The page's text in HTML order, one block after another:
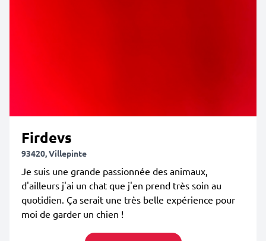
Firdevs
93420, Villepinte
Je suis une grande passionnée des animaux,
d'ailleurs j'ai un chat que j'en prend très soin au
quotidien. Ça serait une très belle expérience pour
moi de garder un chien !